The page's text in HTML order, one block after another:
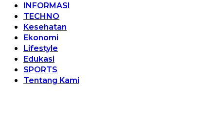
INFORMASI
TECHNO
Kesehatan
Ekonomi
Lifestyle
Edukasi
SPORTS
Tentang Kami